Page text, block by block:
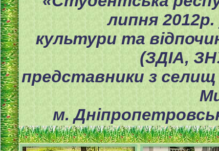
липня
культури та
(ЗДІА,
представники з селищ
м.